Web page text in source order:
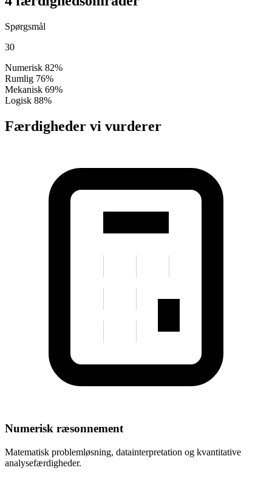
Spørgsmål
30
Numerisk 82%
Rumlig 76%
Mekanisk 69%
Logisk 88%
Færdigheder vi vurderer
Numerisk ræsonnement
Matematisk problemløsning, datainterpretation og kvantitative
analysefærdigheder.